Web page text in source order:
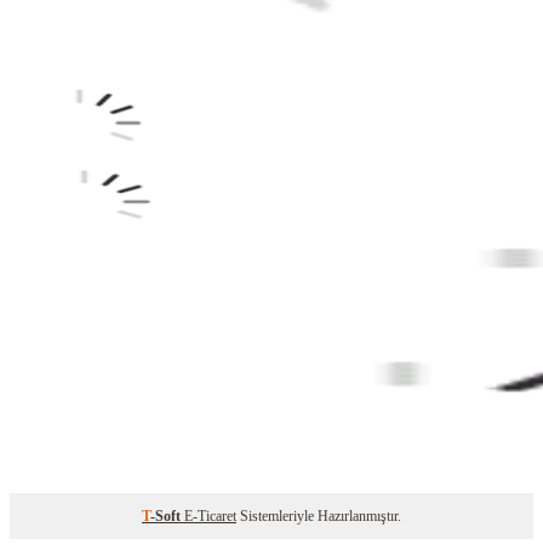
T-Soft E-Ticaret Sistemleriyle Hazırlanmıştır.